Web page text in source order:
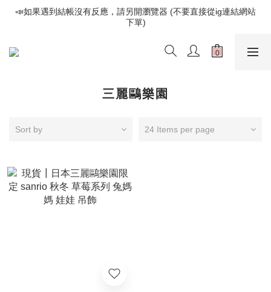
📣如果遇到結帳沒有反應，請另開瀏覽器 (不要直接從ig連結網站
下單)
📣如果遇到結帳沒有反應，請另開瀏覽器 (不要直接從ig連結網站
下單)
歡迎光臨૮⍝• ᴥ •⍝ა 新品請追蹤官方INSTAGRAM
下單)
三麗鷗樂園
Sort by 24 Items per page